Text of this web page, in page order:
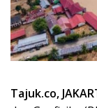
Tajuk.co,